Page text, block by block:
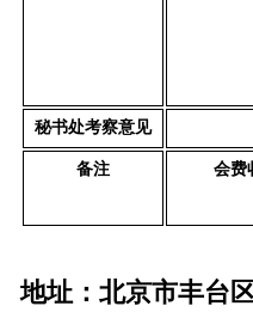
秘书处考察意见
备注 会费
地址： 北京市丰台